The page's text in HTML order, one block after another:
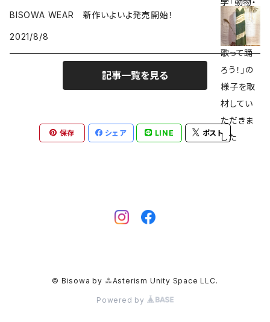
スモーキークォーツ
ガーデンクォーツ
パイライト
BISOWA WEAR 新作いよいよ発売開始！
2021/8/8
記事一覧を見る
保存 シェア LINE ポスト
© Bisowa by ⁂Asterism Unity Space LLC.
Powered by